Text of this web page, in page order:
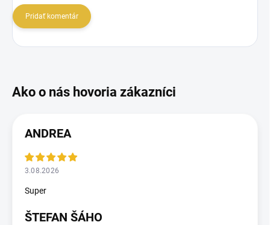
Pridať komentár
ANDREA
3.08.2026
Super
ŠTEFAN ŠÁHO